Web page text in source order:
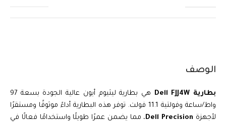
الوصف
بطارية Dell FJJ4W
هي بطارية ليثيوم أيون عالية الجودة بسعة 97
واط/ساعة وفولتية 11.1 فولت. توفر هذه البطارية أداءً موثوقًا ومستقرًا
لأجهزة Dell Precision، مما يضمن عمرًا طويلًا واستخدامًا فعالًا في